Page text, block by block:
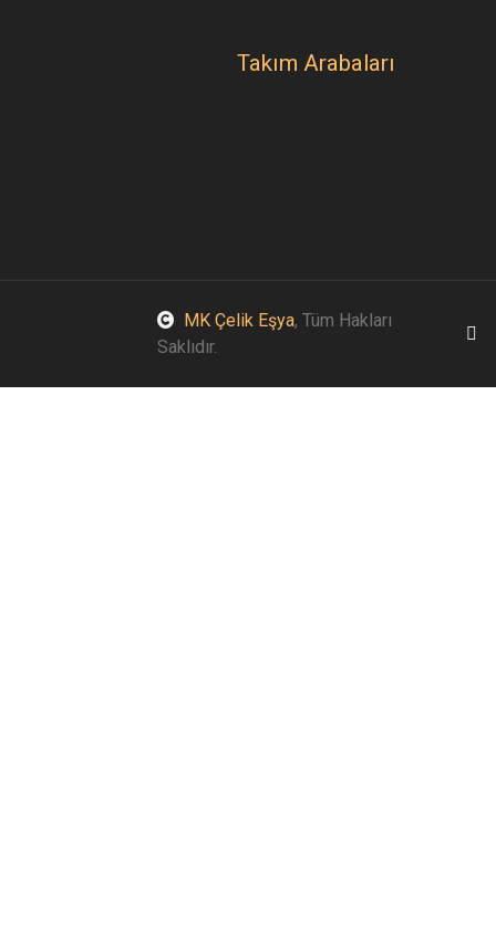
Takım Arabaları
MK Çelik Eşya, Tüm Hakları
Saklıdır.